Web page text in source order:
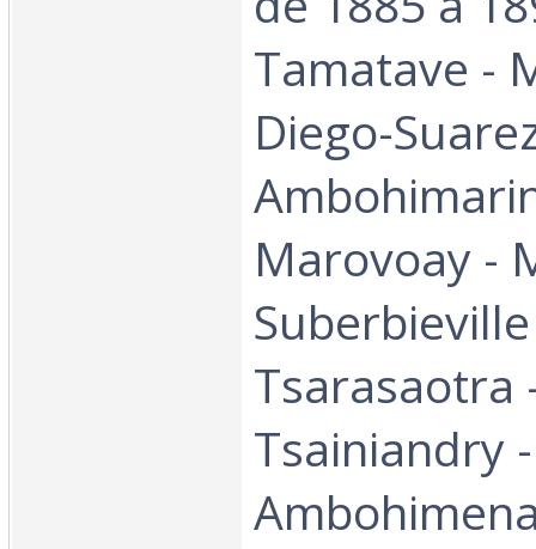
Tamatave -
Diego-
Marovoay -
Tsarasaotra
Tsainiandry -